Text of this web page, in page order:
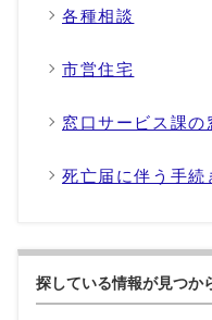
各種相談
市営住宅
窓口サービス課の
死亡届に伴う手続
探している情報が見つか